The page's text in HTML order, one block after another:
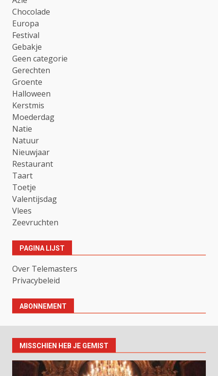
Chocolade
Europa
Festival
Gebakje
Geen categorie
Gerechten
Groente
Halloween
Kerstmis
Moederdag
Natie
Natuur
Nieuwjaar
Restaurant
Taart
Toetje
Valentijsdag
Vlees
Zeevruchten
PAGINA LIJST
Over Telemasters
Privacybeleid
ABONNEMENT
MISSCHIEN HEB JE GEMIST